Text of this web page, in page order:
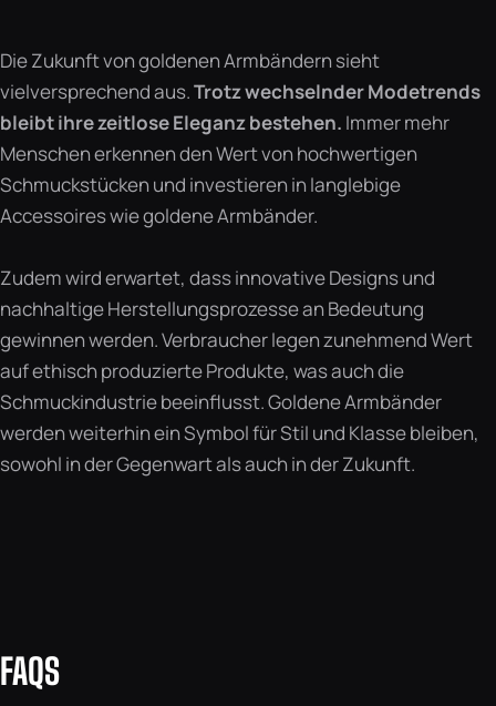
Die Zukunft von goldenen Armbändern sieht
vielversprechend aus.Trotz wechselnder Modetrends
bleibt ihre zeitlose Eleganz bestehen. Immer mehr
Menschen erkennen den Wert von hochwertigen
Schmuckstücken und investieren in langlebige
Accessoires wie goldene Armbänder.
Zudem wird erwartet, dass innovative Designs und
nachhaltige Herstellungsprozesse an Bedeutung
gewinnen werden. Verbraucher legen zunehmend Wert
auf ethisch produzierte Produkte, was auch die
Schmuckindustrie beeinflusst. Goldene Armbänder
werden weiterhin ein Symbol für Stil und Klasse bleiben,
sowohl in der Gegenwart als auch in der Zukunft.
FAQS